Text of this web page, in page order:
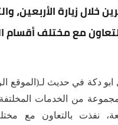
خلال زيارة
مع مختلف أقسام
دكة في حديث لـ(الموقع
من الخدمات
نفذت بالتعاون مع